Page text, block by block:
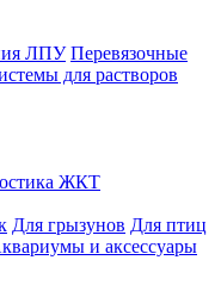
ЛПУ Перевязочные
для растворов
ЖКТ
Для грызунов Для птиц
и аксессуары